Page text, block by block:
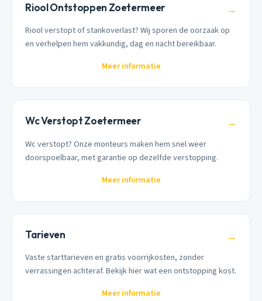
Riool Ontstoppen Zoetermeer →
Riool verstopt of stankoverlast? Wij sporen de oorzaak op
en verhelpen hem vakkundig, dag en nacht bereikbaar.
Meer informatie
Wc Verstopt Zoetermeer →
Wc verstopt? Onze monteurs maken hem snel weer
doorspoelbaar, met garantie op dezelfde verstopping.
Meer informatie
Tarieven →
Vaste starttarieven en gratis voorrijkosten, zonder
verrassingen achteraf. Bekijk hier wat een ontstopping kost.
Meer informatie